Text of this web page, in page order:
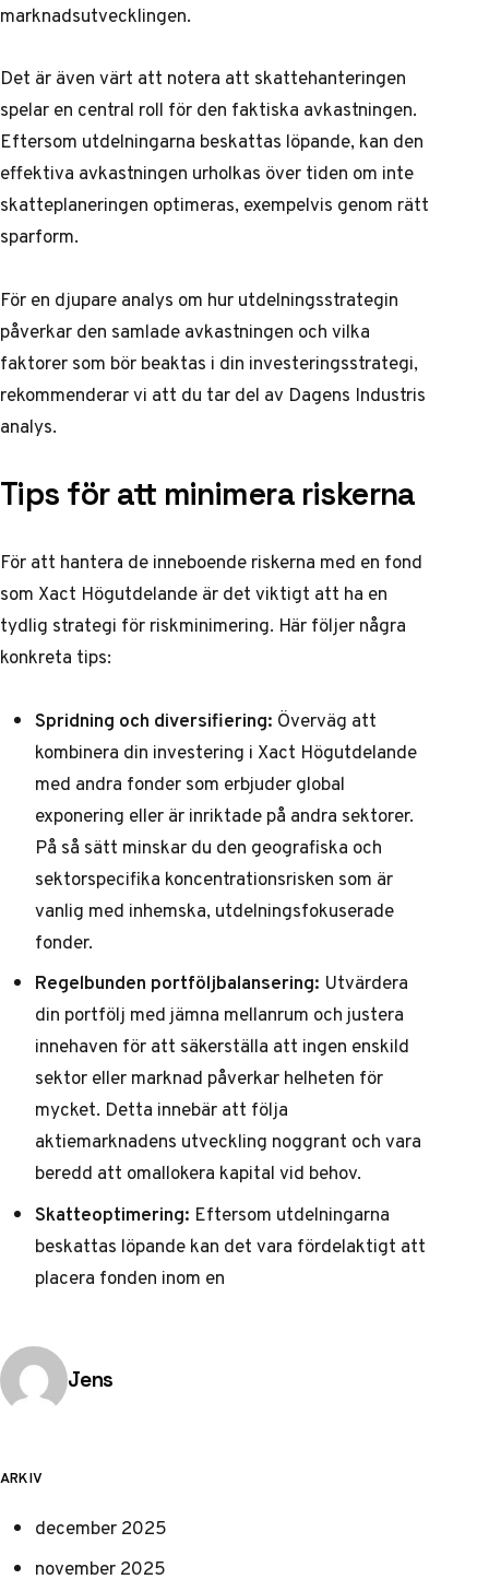
marknadsutvecklingen.
Det är även värt att notera att skattehanteringen
spelar en central roll för den faktiska avkastningen.
Eftersom utdelningarna beskattas löpande, kan den
effektiva avkastningen urholkas över tiden om inte
skatteplaneringen optimeras, exempelvis genom rätt
sparform.
För en djupare analys om hur utdelningsstrategin
påverkar den samlade avkastningen och vilka
faktorer som bör beaktas i din investeringsstrategi,
rekommenderar vi att du tar del av Dagens Industris
analys.
Tips för att minimera riskerna
För att hantera de inneboende riskerna med en fond
som Xact Högutdelande är det viktigt att ha en
tydlig strategi för riskminimering. Här följer några
konkreta tips:
Spridning och diversifiering: Överväg att
kombinera din investering i Xact Högutdelande
med andra fonder som erbjuder global
exponering eller är inriktade på andra sektorer.
På så sätt minskar du den geografiska och
sektorspecifika koncentrationsrisken som är
vanlig med inhemska, utdelningsfokuserade
fonder.
Regelbunden portföljbalansering: Utvärdera
din portfölj med jämna mellanrum och justera
innehaven för att säkerställa att ingen enskild
sektor eller marknad påverkar helheten för
mycket. Detta innebär att följa
aktiemarknadens utveckling noggrant och vara
beredd att omallokera kapital vid behov.
Skatteoptimering: Eftersom utdelningarna
beskattas löpande kan det vara fördelaktigt att
placera fonden inom en
Publicerad av
Jens
ARKIV
december 2025
november 2025